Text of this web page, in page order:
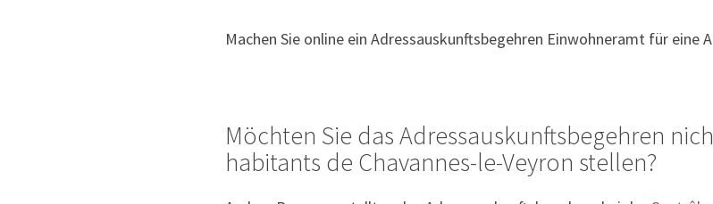
Machen Sie online ein Adressauskunftsbegehren Einwohneramt für eine
Möchten Sie das Adressauskunftsbegehren
habitants de Chavannes-le-Veyron stellen?